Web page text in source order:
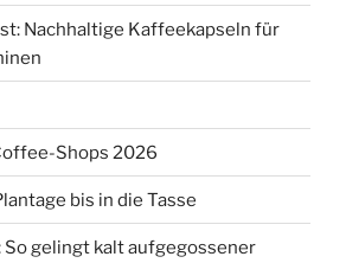
Nachhaltige Kaffeekapseln für
Shops 2026
bis in die Tasse
So gelingt kalt aufgegossener